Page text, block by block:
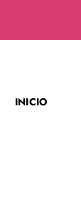
INICIO